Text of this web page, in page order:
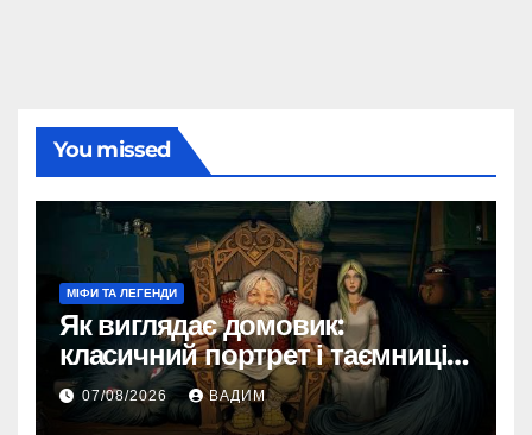
You missed
МІФИ ТА ЛЕГЕНДИ
Як виглядає домовик:
класичний портрет і таємниці
зовнішності
07/08/2026 ВАДИМ